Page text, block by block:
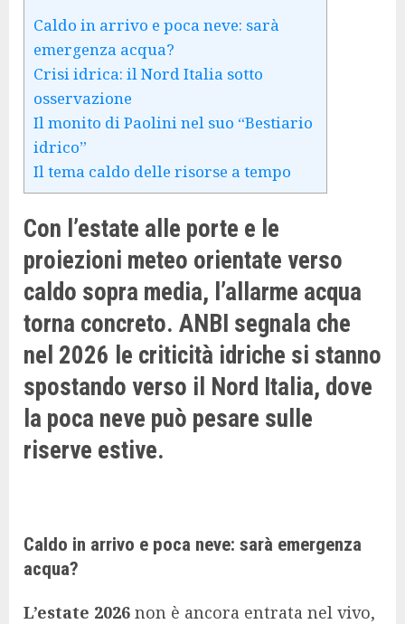
Caldo in arrivo e poca neve: sarà
emergenza acqua?
Crisi idrica: il Nord Italia sotto
osservazione
Il monito di Paolini nel suo “Bestiario
idrico”
Il tema caldo delle risorse a tempo
Con l’estate alle porte e le
proiezioni meteo orientate verso
caldo sopra media, l’allarme acqua
torna concreto. ANBI segnala che
nel 2026 le criticità idriche si stanno
spostando verso il Nord Italia, dove
la poca neve può pesare sulle
riserve estive.
Caldo in arrivo e poca neve: sarà emergenza
acqua?
L’estate 2026 non è ancora entrata nel vivo,